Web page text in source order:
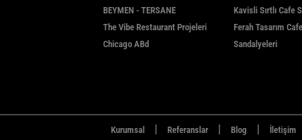
BEYMEN - TERSANE
The Vibe Restaurant Projeleri
Chicago ABd
Kavisli Sırtlı Cafe
Ferah Tasarım Cafe
Sandalyeleri
Kurumsal | Referanslar | Blog | İletişim